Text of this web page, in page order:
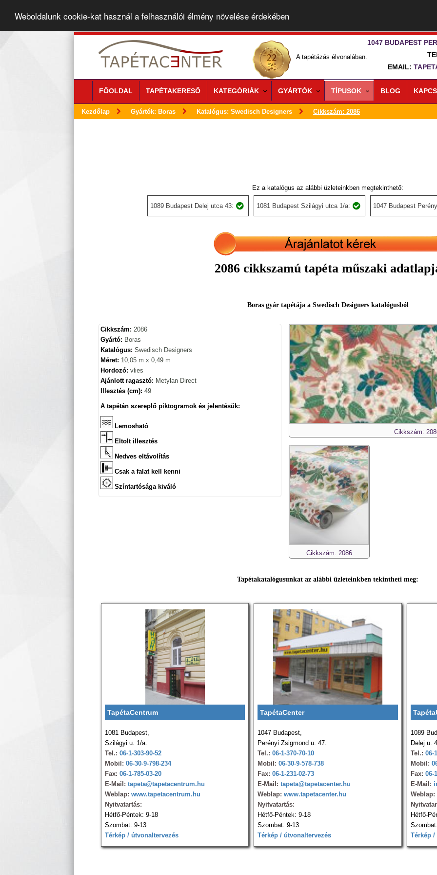
Weboldalunk cookie-kat használ a felhasználói élmény növelése érdekében
A tapétázás élvonalában.
1047 BUDAPEST
EMAIL:
FŐOLDAL TAPÉTAKERESŐ KATEGÓRIÁK GYÁRTÓK TÍPUSOK BLOG
Kezdőlap Gyártók: Boras Katalógus: Swedisch Designers Cikkszám: 2086
Ez a katalógus az alábbi üzleteinkben megtekinthető:
1089 Budapest Delej utca 43: 1081 Budapest Szilágyi utca 1/a: 1047 Budapest
2086 cikkszamú tapéta műszaki
Boras gyár tapétája a Swedisch Designers katalógusból
Cikkszám: 2086
Gyártó: Boras
Katalógus: Swedisch Designers
Méret: 10,05 m x 0,49 m
Hordozó: vlies
Ajánlott ragasztó: Metylan Direct
Illesztés (cm): 49
A tapétán szereplő piktogramok és jelentésük:
Lemosható
Eltolt illesztés
Nedves eltávolítás
Csak a falat kell kenni
Színtartósága kiváló
Cikkszám:
Cikkszám: 2086
Tapétakatalógusunkat az alábbi üzleteinkben tekintheti meg:
TapétaCentrum
1081 Budapest,
Szilágyi u. 1/a.
Tel.: 06-1-303-90-52
Mobil: 06-30-9-798-234
Fax: 06-1-785-03-20
E-Mail: tapeta@tapetacentrum.hu
Weblap: www.tapetacentrum.hu
Nyitvatartás:
Hétfő-Péntek: 9-18
Szombat: 9-13
Térkép / útvonaltervezés
TapétaCenter
1047 Budapest,
Perényi Zsigmond u. 47.
Tel.: 06-1-370-70-10
Mobil: 06-30-9-578-738
Fax: 06-1-231-02-73
E-Mail: tapeta@tapetacenter.hu
Weblap: www.tapetacenter.hu
Nyitvatartás:
Hétfő-Péntek: 9-18
Szombat: 9-13
Térkép / útvonaltervezés
1089
Delej u.
Tel.: 06-
Mobil:
Fax: 06-
E-Mail:
Weblap:
Hétfő-
Térkép /